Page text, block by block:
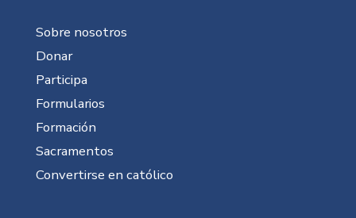
Sobre nosotros
Donar
Participa
Formularios
Formación
Sacramentos
Convertirse en católico